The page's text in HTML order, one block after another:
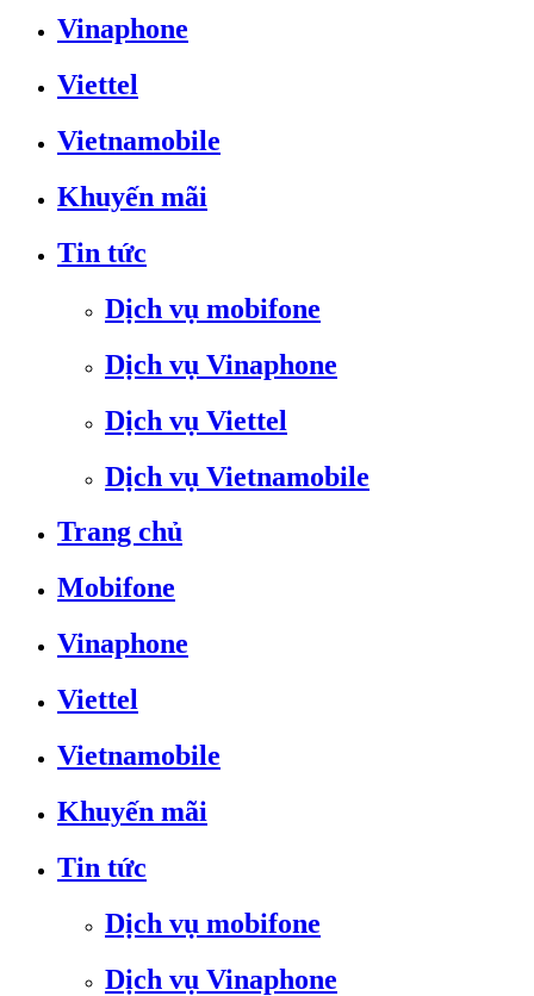
Vinaphone
Viettel
Vietnamobile
Khuyến mãi
Tin tức
Dịch vụ mobifone
Dịch vụ Vinaphone
Dịch vụ Viettel
Dịch vụ Vietnamobile
Trang chủ
Mobifone
Vinaphone
Viettel
Vietnamobile
Khuyến mãi
Tin tức
Dịch vụ mobifone
Dịch vụ Vinaphone